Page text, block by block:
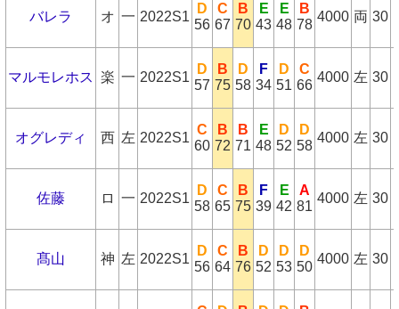
バレラ オ 一 2022S1
D
56
C
67
B
70
E
43
E
48
B
78
4000 両 30
マルモレホス 楽 一 2022S1
D
57
B
75
D
58
F
34
D
51
C
66
4000 左 30
オグレディ 西 左 2022S1
C
60
B
72
B
71
E
48
D
52
D
58
4000 左 30
佐藤 ロ 一 2022S1
D
58
C
65
B
75
F
39
E
42
A
81
4000 左 30
髙山 神 左 2022S1
D
56
C
64
B
76
D
52
D
53
D
50
4000 左 30